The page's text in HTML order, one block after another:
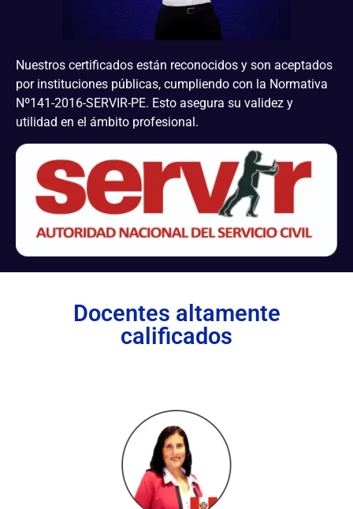
Nuestros certificados están reconocidos y son aceptados
por instituciones públicas, cumpliendo con la Normativa
Nº141-2016-SERVIR-PE. Esto asegura su validez y
utilidad en el ámbito profesional.
Docentes altamente
calificados